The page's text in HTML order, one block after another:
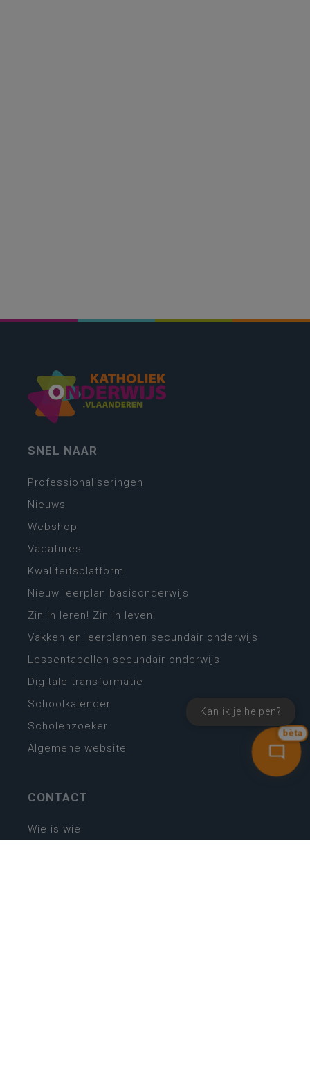
bèta
Kan ik je helpen?
SNEL NAAR
Professionaliseringen
Nieuws
Webshop
Vacatures
Kwaliteitsplatform
Nieuw leerplan basisonderwijs
Zin in leren! Zin in leven!
Vakken en leerplannen secundair onderwijs
Lessentabellen secundair onderwijs
Digitale transformatie
Schoolkalender
Scholenzoeker
Algemene website
CONTACT
Wie is wie